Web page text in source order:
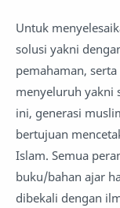
Untuk
solusi yakni
pemahaman,
menyeluruh yakni
ini, generasi
bertujuan
Islam. Semua
buku/bahan ajar
dibekali dengan